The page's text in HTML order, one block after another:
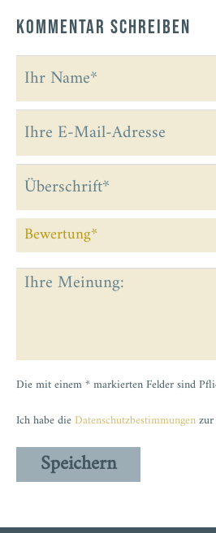
Kommentar schreiben
Die mit einem * markierten Felder sind
Ich habe die Datenschutzbestimmungen